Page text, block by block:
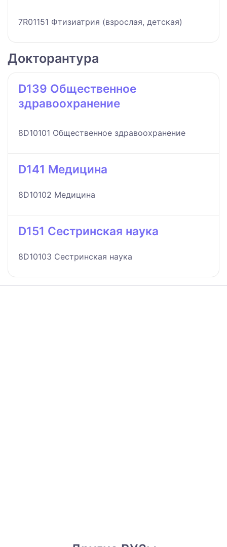
7R01151 Фтизиатрия (взрослая, детская)
Докторантура
D139 Общественное
здравоохранение
8D10101 Общественное здравоохранение
D141 Медицина
8D10102 Медицина
D151 Сестринская наука
8D10103 Сестринская наука